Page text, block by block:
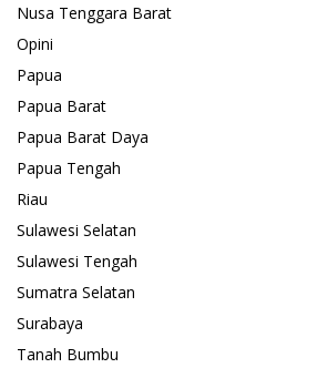
Nusa Tenggara Barat
Opini
Papua
Papua Barat
Papua Barat Daya
Papua Tengah
Riau
Sulawesi Selatan
Sulawesi Tengah
Sumatra Selatan
Surabaya
Tanah Bumbu